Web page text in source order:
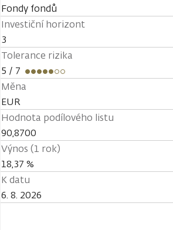
Fondy fondů
Investiční horizont
3
Tolerance rizika
5 / 7
Měna
EUR
Hodnota podílového listu
90,8700
Výnos (1 rok)
18,37 %
K datu
6. 8. 2026